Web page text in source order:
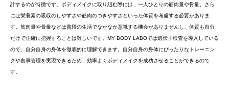
計するのが特徴です。ボディメイクに取り組む際には、一人ひとりの筋肉量や骨量、さら
には栄養素の吸収のしやすさや筋肉のつきやすさといった体質を考慮する必要がありま
す。筋肉量や骨量などは普段の生活でなかなか意識する機会がありませんし、体質も自分
だけで正確に把握することは難しいです。MY BODY LABOでは遺伝子検査を導入している
ので、自分自身の身体を徹底的に理解できます。自分自身の身体にぴったりなトレーニン
グや食事管理を実現できるため、効率よくボディメイクを成功させることができるので
す。